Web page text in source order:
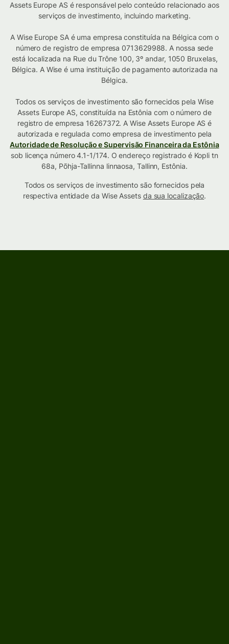
Assets Europe AS é responsável pelo conteúdo relacionado aos
serviços de investimento, incluindo marketing.
A Wise Europe SA é uma empresa constituída na Bélgica com o
número de registro de empresa 0713629988. A nossa sede
está localizada na Rue du Trône 100, 3º andar, 1050 Bruxelas,
Bélgica. A Wise é uma instituição de pagamento autorizada na
Bélgica.
Todos os serviços de investimento são fornecidos pela Wise
Assets Europe AS, constituída na Estônia com o número de
registro de empresa 16267372. A Wise Assets Europe AS é
autorizada e regulada como empresa de investimento pela
Autoridade de Resolução e Supervisão Financeira da Estônia
sob licença número 4.1-1/174. O endereço registrado é Kopli tn
68a, Põhja-Tallinna linnaosa, Tallinn, Estônia.
Todos os serviços de investimento são fornecidos pela
respectiva entidade da Wise Assets da sua localização.